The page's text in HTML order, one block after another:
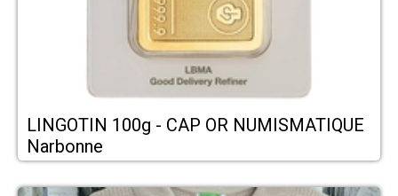
LINGOTIN 100g - CAP OR NUMISMATIQUE
Narbonne